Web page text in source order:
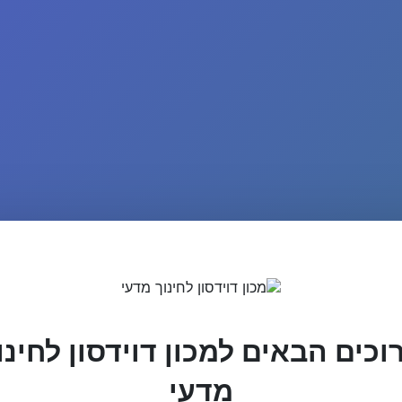
הבאים למכון דוידסון
מדעי